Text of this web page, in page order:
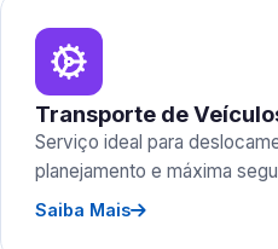
Transporte de
Serviço ideal para
planejamento e máxima
Saiba Mais